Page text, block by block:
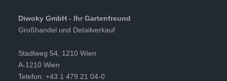
Diwoky GmbH - Ihr Gartenfreund
Großhandel und Detailverkauf
Stadlweg 54, 1210 Wien
A-1210 Wien
Telefon: +43 1 479 21 04-0